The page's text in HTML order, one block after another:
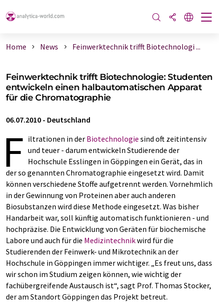
Home News Feinwerktechnik trifft Biotechnologi ...
Feinwerktechnik trifft Biotechnologie: Studenten
entwickeln einen halbautomatischen Apparat
für die Chromatographie
06.07.2010 - Deutschland
F iltrationen in der Biotechnologie sind oft zeitintensiv
und teuer - darum entwickeln Studierende der
Hochschule Esslingen in Göppingen ein Gerät, das in
der so genannten Chromatographie eingesetzt wird. Damit
können verschiedene Stoffe aufgetrennt werden. Vornehmlich
in der Gewinnung von Proteinen aber auch anderen
Biosubstanzen wird diese Methode eingesetzt. Was bisher
Handarbeit war, soll künftig automatisch funktionieren - und
hochpräzise. Die Entwicklung von Geräten für biochemische
Labore und auch für die Medizintechnikwird für die
Studierenden der Feinwerk- und Mikrotechnik an der
Hochschule in Göppingen immer wichtiger. „Es freut uns, dass
wir schon im Studium zeigen können, wie wichtig der
fachübergreifende Austausch ist“, sagt Prof. Thomas Stocker,
der am Standort Göppingen das Projekt betreut.